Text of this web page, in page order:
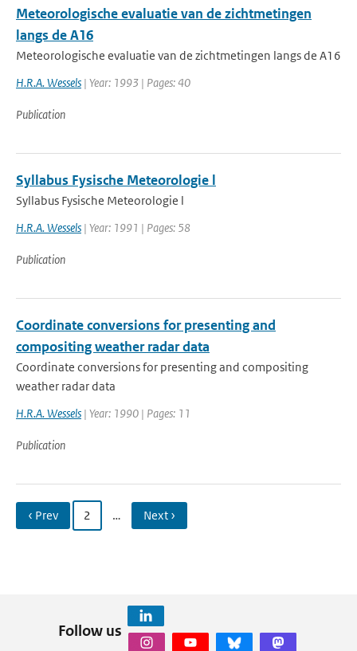
Meteorologische evaluatie van de zichtmetingen
langs de A16
Meteorologische evaluatie van de zichtmetingen langs de A16
H.R.A. Wessels | Year: 1993 | Pages: 40
Publication
Syllabus Fysische Meteorologie l
Syllabus Fysische Meteorologie l
H.R.A. Wessels | Year: 1991 | Pages: 58
Publication
Coordinate conversions for presenting and
compositing weather radar data
Coordinate conversions for presenting and compositing
weather radar data
H.R.A. Wessels | Year: 1990 | Pages: 11
Publication
‹ Prev 2 … Next ›
Follow us